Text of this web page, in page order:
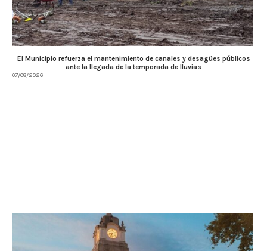
El Municipio refuerza el mantenimiento de canales y desagües públicos
ante la llegada de la temporada de lluvias
07/08/2026